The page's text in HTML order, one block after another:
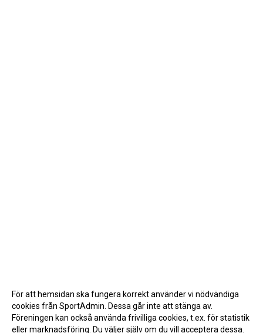
För att hemsidan ska fungera korrekt använder vi nödvändiga
cookies från SportAdmin. Dessa går inte att stänga av.
Föreningen kan också använda frivilliga cookies, t.ex. för statistik
eller marknadsföring. Du väljer själv om du vill acceptera dessa.